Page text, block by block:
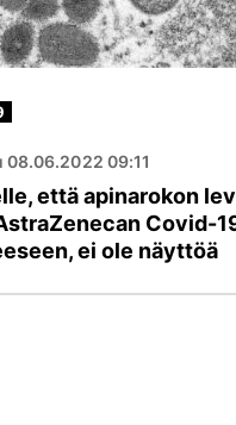
09:11
että apinarokon
Covid-
ei ole näyttöä